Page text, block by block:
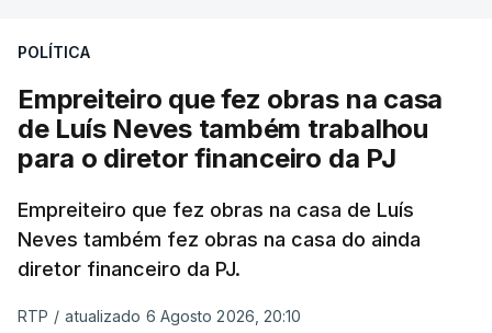
POLÍTICA
Empreiteiro que fez obras na casa
de Luís Neves também trabalhou
para o diretor financeiro da PJ
Empreiteiro que fez obras na casa de Luís
Neves também fez obras na casa do ainda
diretor financeiro da PJ.
RTP / atualizado 6 Agosto 2026, 20:10